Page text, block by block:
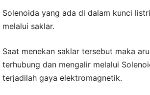
Solenoida yang ada di dalam kunci
melalui saklar.
Saat menekan saklar tersebut maka
terhubung dan mengalir melalui
terjadilah gaya elektromagnetik.